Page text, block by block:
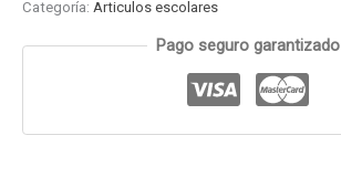
Categoría: Articulos escolares
Pago seguro garantizado